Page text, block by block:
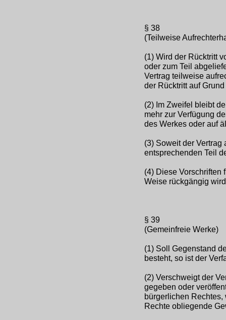
§ 38
(Teilweise
(1) Wird der Rücktritt
oder zum Teil
Vertrag teilweise
der Rücktritt auf
(2) Im Zweifel bleibt
mehr zur Verfügung
des Werkes oder auf
(3) Soweit der Vertrag
entsprechenden Teil
(4) Diese Vorschriften
Weise rückgängig
§ 39
(Gemeinfreie Werke)
(1) Soll Gegenstand
besteht, so ist der
(2) Verschweigt der
gegeben oder
bürgerlichen
Rechte obliegende